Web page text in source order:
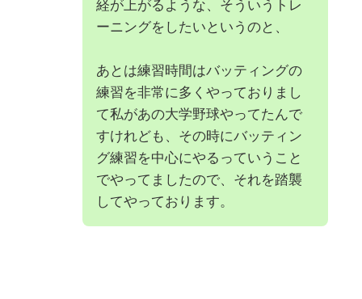
経が上がるような、そういうトレ
ーニングをしたいというのと、
あとは練習時間はバッティングの
練習を非常に多くやっておりまし
て私があの大学野球やってたんで
すけれども、その時にバッティン
グ練習を中心にやるっていうこと
でやってましたので、それを踏襲
してやっております。